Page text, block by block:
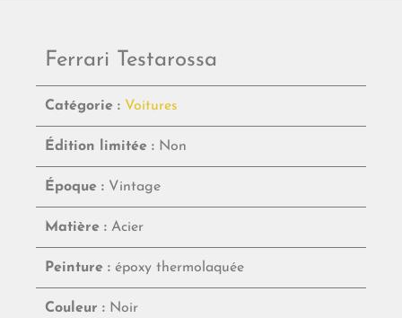
Ferrari Testarossa
Catégorie : Voitures
Édition limitée : Non
Époque : Vintage
Matière : Acier
Peinture : époxy thermolaquée
Couleur : Noir